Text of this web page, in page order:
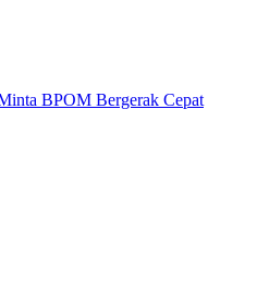
BPOM Bergerak Cepat